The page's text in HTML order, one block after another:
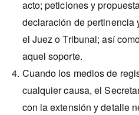
acto; peticiones y
declaración de pertinencia
el Juez o Tribunal; así
aquel soporte.
Cuando los medios de
cualquier causa, el
con la extensión y detalle